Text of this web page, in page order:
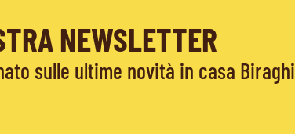
NEWSLETTER
sulle ultime novità in casa Biraghi